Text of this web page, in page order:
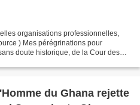
organisations professionnelles,
) Mes pérégrinations pour
doute historique, de la Cour des
du Ghana rejette